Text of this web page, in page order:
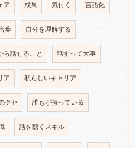
ア 成果 気付く 言語化
葉 自分を理解する
ら話せること 話すって大事
ア 私らしいキャリア
クセ 誰もが持っている
話を聴くスキル